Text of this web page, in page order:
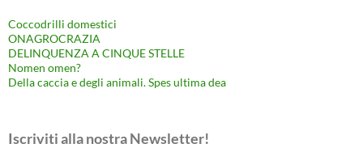
Coccodrilli domestici
ONAGROCRAZIA
DELINQUENZA A CINQUE STELLE
Nomen omen?
Della caccia e degli animali. Spes ultima dea
Iscriviti alla nostra Newsletter!